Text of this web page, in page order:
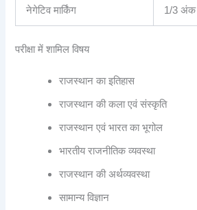
नेगेटिव मार्किंग 1/3 अंक
परीक्षा में शामिल विषय
राजस्थान का इतिहास
राजस्थान की कला एवं संस्कृति
राजस्थान एवं भारत का भूगोल
भारतीय राजनीतिक व्यवस्था
राजस्थान की अर्थव्यवस्था
सामान्य विज्ञान